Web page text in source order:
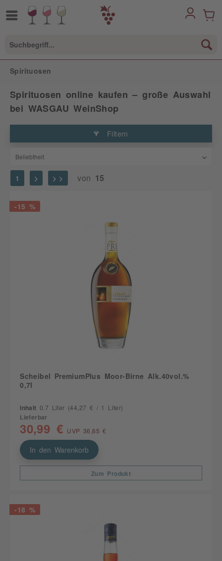
Spirituosen
Spirituosen online kaufen – große Auswahl
bei WASGAU WeinShop
Filtern
1 von 15
-15 %
Scheibel PremiumPlus Moor-Birne Alk.40vol.%
0,7l
Inhalt 0.7 Liter (44,27 € / 1 Liter)
Lieferbar
30,99 € UVP 36,65 €
In den Warenkorb
Zum Produkt
-18 %